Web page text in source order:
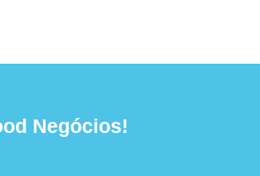
Negócios!